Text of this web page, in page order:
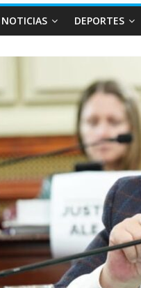
NOTICIAS DEPORTES